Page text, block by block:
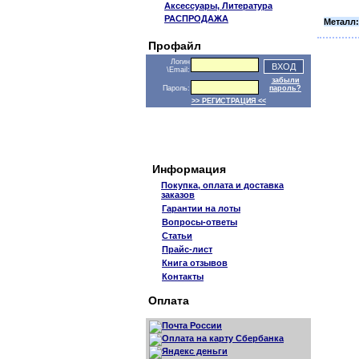
Аксессуары, Литература
РАСПРОДАЖА
Профайл
Логин
\Email:
Пароль:
забыли
пароль?
>> РЕГИСТРАЦИЯ <<
Информация
Покупка, оплата и доставка
заказов
Гарантии на лоты
Вопросы-ответы
Статьи
Прайс-лист
Книга отзывов
Контакты
Оплата
Металл: